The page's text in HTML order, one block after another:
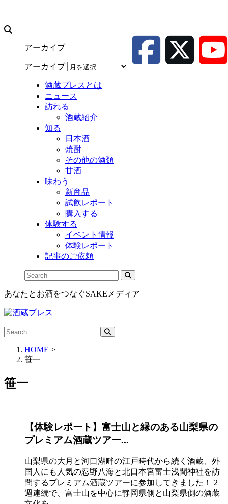
アーカイブ
アーカイブ
酒蔵プレスとは
ニュース
訪れる
酒蔵紹介
知る
日本酒
焼酎
その他の酒類
甘酒
味わう
新商品
試飲レポート
購入する
体験する
イベント情報
体験レポート
記事のご依頼
あなたとお酒をつなぐSAKEメディア
HOME >
笹一
笹一
【体験レポート】富士山と縁のある山梨県の
プレミアム酒蔵ツアー...
山梨県の大月と河口湖畔の江戸時代から続く酒蔵、外
国人にも人気の忍野八海と北口本宮富士浅間神社を訪
問するプレミアム酒蔵ツアーに参加してきました！ 2
週連続で、富士山を中心に静岡県側と山梨県側の酒蔵